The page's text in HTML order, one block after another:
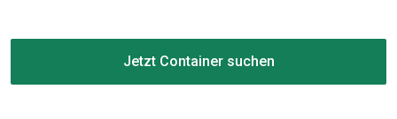
Jetzt Container suchen